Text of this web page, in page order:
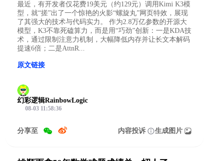
最近，有开发者仅花费19美元（约129元）调用Kimi K3模
型，就“搓”出了一个惊艳的火影“螺旋丸”网页特效，展现
了其强大的技术与代码实力。 作为2.8万亿参数的开源大
模型，K3不靠死磕算力，而是用“巧劲”创新：一是KDA技
术，通过限制注意力机制，大幅降低内存并让长文本解码
提速6倍；二是AttnR...
原文链接
幻彩逻辑RainbowLogic
08-03 11:58:36
分享至 内容投诉 生成图片